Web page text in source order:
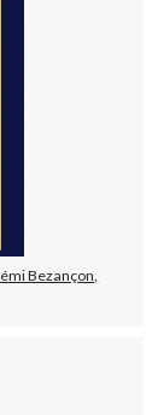
Bezançon,